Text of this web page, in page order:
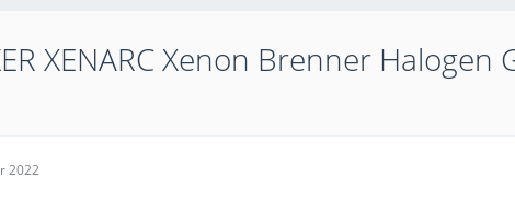
XENARC Xenon Brenner
2022